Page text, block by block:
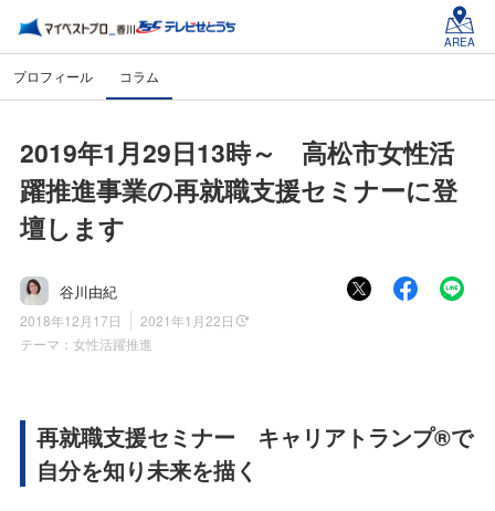
AREA
プロフィール コラム
2019年1月29日13時～ 高松市女性活
躍推進事業の再就職支援セミナーに登
壇します
谷川由紀
2018年12月17日
2021年1月22日
テーマ： 女性活躍推進
再就職支援セミナー キャリアトランプ®で
自分を知り未来を描く